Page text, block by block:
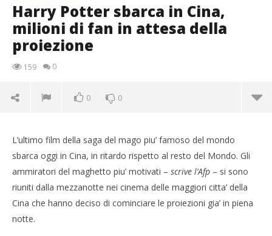
Harry Potter sbarca in Cina,
milioni di fan in attesa della
proiezione
159 0
0 0
L’ultimo film della saga del mago piu’ famoso del mondo
sbarca oggi in Cina, in ritardo rispetto al resto del Mondo. Gli
ammiratori del maghetto piu’ motivati – scrive l’Afp – si sono
riuniti dalla mezzanotte nei cinema delle maggiori citta’ della
Cina che hanno deciso di cominciare le proiezioni gia’ in piena
notte.